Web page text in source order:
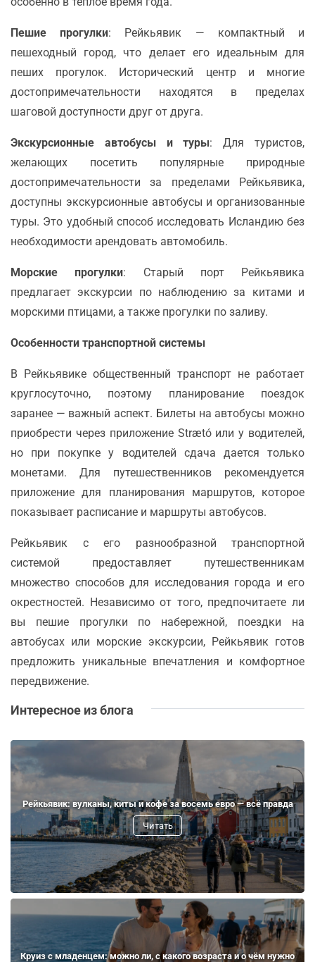
Пешие прогулки: Рейкьявик — компактный и
пешеходный город, что делает его идеальным для
пеших прогулок. Исторический центр и многие
достопримечательности находятся в пределах
шаговой доступности друг от друга.
Экскурсионные автобусы и туры: Для туристов,
желающих посетить популярные природные
достопримечательности за пределами Рейкьявика,
доступны экскурсионные автобусы и организованные
туры. Это удобный способ исследовать Исландию без
необходимости арендовать автомобиль.
Морские прогулки: Старый порт Рейкьявика
предлагает экскурсии по наблюдению за китами и
морскими птицами, а также прогулки по заливу.
Особенности транспортной системы
В Рейкьявике общественный транспорт не работает
круглосуточно, поэтому планирование поездок
заранее — важный аспект. Билеты на автобусы можно
приобрести через приложение Strætó или у водителей,
но при покупке у водителей сдача дается только
монетами. Для путешественников рекомендуется
приложение для планирования маршрутов, которое
показывает расписание и маршруты автобусов.
Рейкьявик с его разнообразной транспортной
системой предоставляет путешественникам
множество способов для исследования города и его
окрестностей. Независимо от того, предпочитаете ли
вы пешие прогулки по набережной, поездки на
автобусах или морские экскурсии, Рейкьявик готов
предложить уникальные впечатления и комфортное
передвижение.
Интересное из блога
Рейкьявик: вулканы, киты и кофе за восемь евро — всё правда
Читать
Круиз с младенцем: можно ли, с какого возраста и о чём нужно